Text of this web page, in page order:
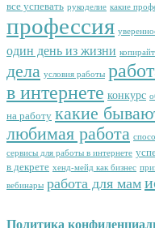
все успевать рукоделие какие
профессия
один день из жизни
дела условия работы
в интернете конкурс
на работу какие
любимая работа
сервисы для работы в интернете
в декрете хенд-мейд как бизнес
вебинары работа для мам
Политика